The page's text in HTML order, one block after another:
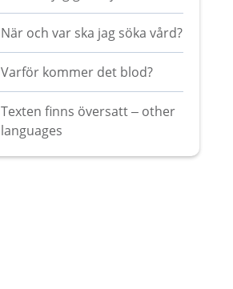
När och var ska jag söka vård?
Varför kommer det blod?
Texten finns översatt – other
languages